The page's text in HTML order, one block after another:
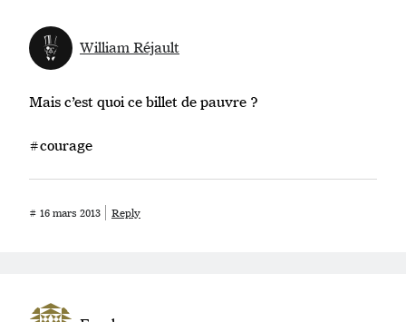
William Réjault
Mais c’est quoi ce billet de pauvre ?
#courage
# 16 mars 2013 Reply